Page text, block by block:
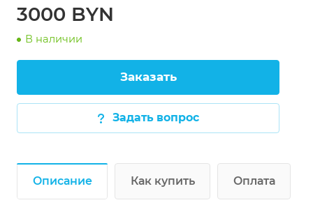
3000 BYN
В наличии
Заказать
Задать вопрос
Описание Как купить Оплата